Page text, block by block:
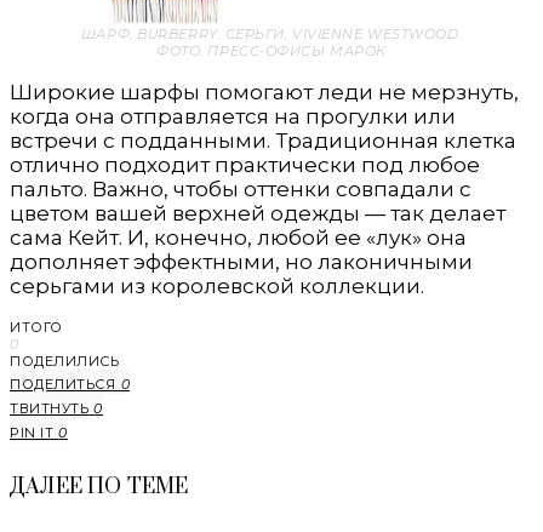
ШАРФ, BURBERRY. СЕРЬГИ, VIVIENNE WESTWOOD
ФОТО. ПРЕСС-ОФИСЫ МАРОК
Широкие шарфы помогают леди не мерзнуть,
когда она отправляется на прогулки или
встречи с подданными. Традиционная клетка
отлично подходит практически под любое
пальто. Важно, чтобы оттенки совпадали с
цветом вашей верхней одежды — так делает
сама Кейт. И, конечно, любой ее «лук» она
дополняет эффектными, но лаконичными
серьгами из королевской коллекции.
ИТОГО
0
ПОДЕЛИЛИСЬ
ПОДЕЛИТЬСЯ 0
ТВИТНУТЬ 0
PIN IT 0
ДАЛЕЕ ПО ТЕМЕ